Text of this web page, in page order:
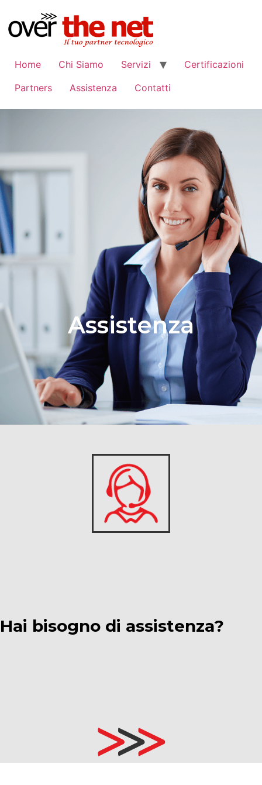
Home Chi Siamo Servizi
Certificazioni
Partners
Assistenza Contatti
Assistenza
Hai bisogno di assistenza?